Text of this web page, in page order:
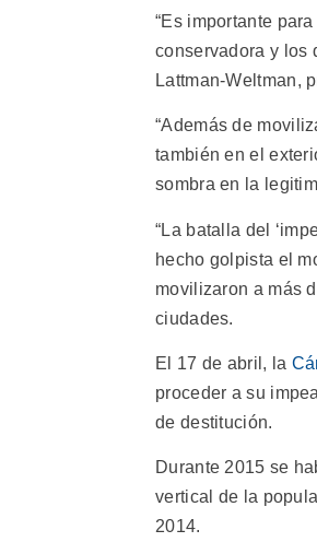
“Es importante
conservadora y los
Lattman-Weltman,
“Además de
también en el
sombra en la
“La batalla del
hecho golpista el
movilizaron a más
ciudades.
El 17 de abril, la
proceder a su
de destitución.
Durante 2015 se
vertical de la
2014.